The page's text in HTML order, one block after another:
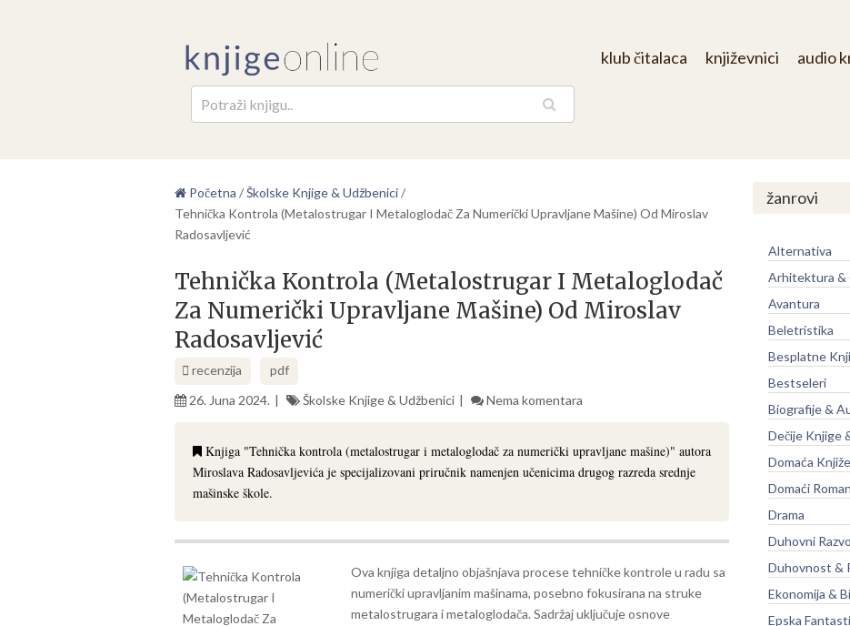
klub čitalaca književnici audio
Početna /Školske Knjige & Udžbenici/
Tehnička Kontrola (Metalostrugar I Metaloglodač Za Numerički Upravljane Mašine) Od Miroslav
Radosavljević
Tehnička Kontrola (Metalostrugar I Metaloglodač
Za Numerički Upravljane Mašine) Od Miroslav
Radosavljević
recenzija
pdf
26. Juna 2024.
Školske Knjige & Udžbenici Nema komentara
Knjiga "Tehnička kontrola (metalostrugar i metaloglodač za numerički upravljane mašine)" autora
Miroslava Radosavljevića je specijalizovani priručnik namenjen učenicima drugog razreda srednje
mašinske škole.
Ova knjiga detaljno objašnjava procese tehničke kontrole u radu sa
numerički upravljanim mašinama, posebno fokusirana na struke
metalostrugara i metaloglodača. Sadržaj uključuje osnove
žanrovi
Alternativa
Arhitektura &
Avantura
Beletristika
Besplatne
Bestseleri
Biografije &
Dečije Knjige
Domaća
Domaći
Drama
Duhovni
Duhovnost &
Ekonomija &
Epska